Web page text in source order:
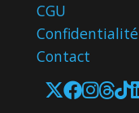
CGU
Confidentialité
Contact